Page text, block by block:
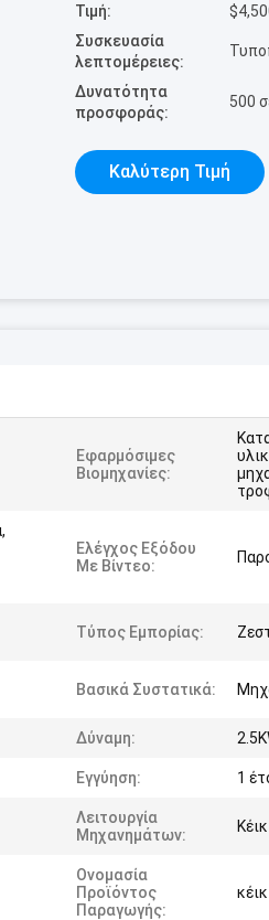
Τιμή:
Συσκευασία
λεπτομέρειες:
Δυνατότητα
προσφοράς:
500
Καλύτερη Τιμή
Εφαρμόσιμες
Βιομηχανίες:
Ελέγχος Εξόδου
Με Βίντεο:
Τύπος Εμπορίας:
Βασικά Συστατικά:
Δύναμη:
Εγγύηση: 1
Λειτουργία
Μηχανημάτων:
Κέικ
Ονομασία
Προϊόντος
Παραγωγής:
κέικ